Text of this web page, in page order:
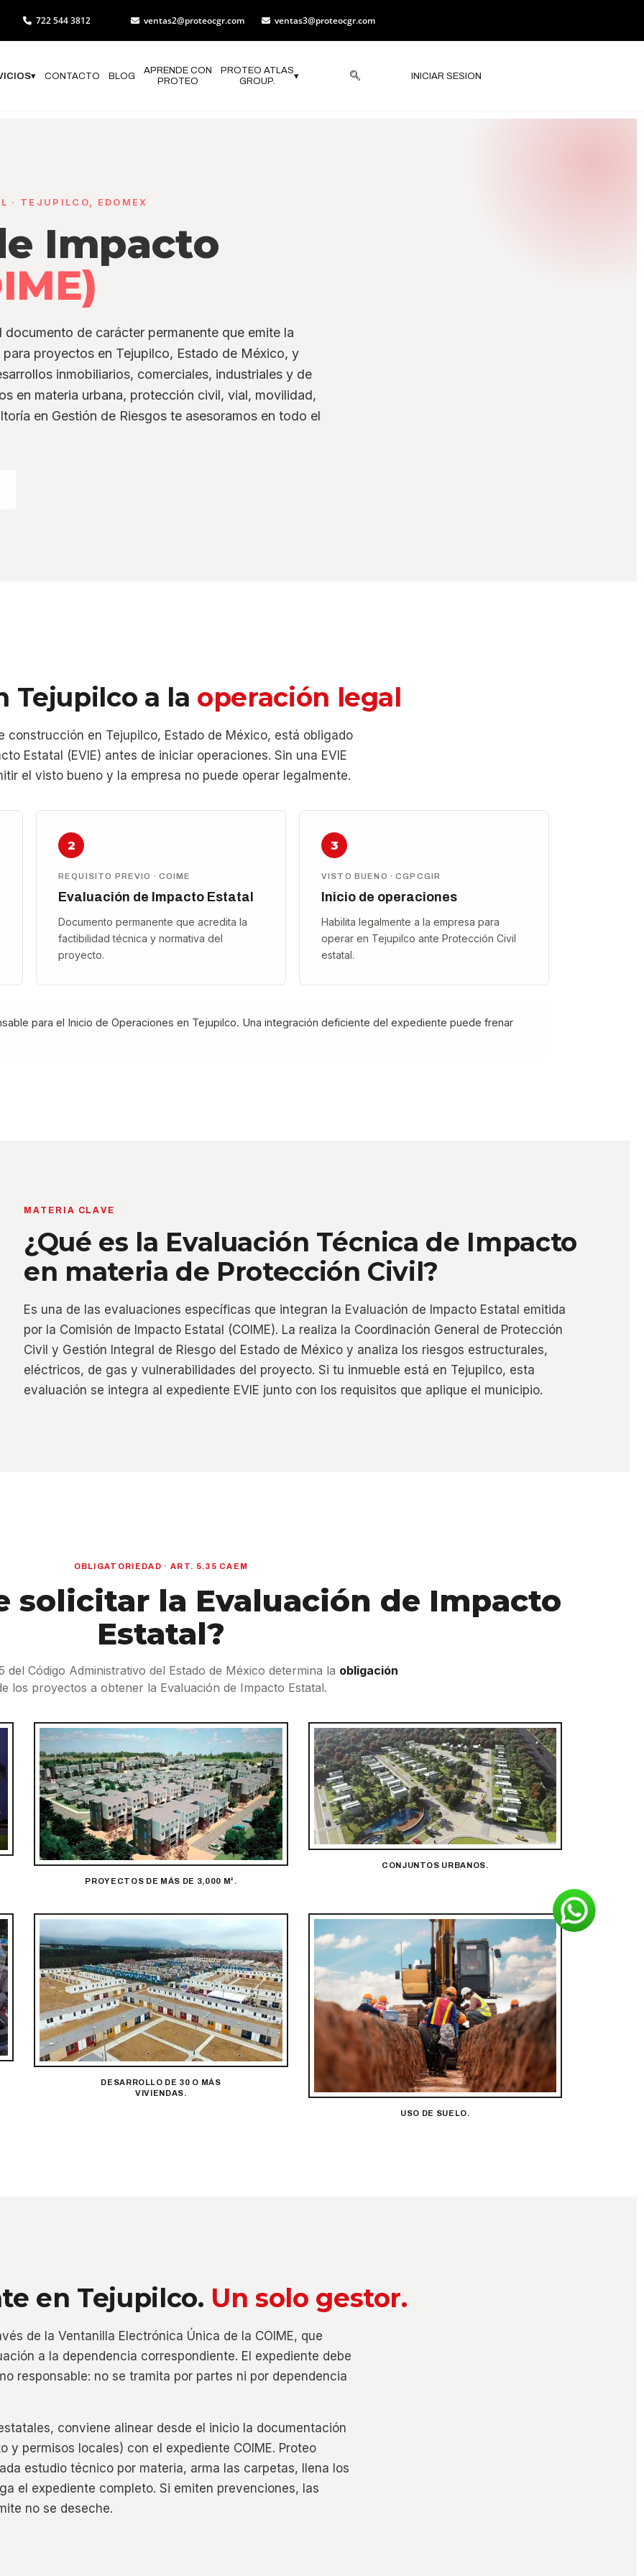
722 544 3812 ventas2@proteocgr.com ventas3@proteocgr.com
▾ CONTACTO BLOG
APRENDE CON
PROTEO
PROTEO ATLAS
GROUP.
▾ INICIAR SESION
· TEJUPILCO, EDOMEX
Impacto
de carácter permanente que emite la
proyectos en Tejupilco, Estado de México, y
inmobiliarios, comerciales, industriales y de
en materia urbana, protección civil, vial, movilidad,
en Gestión de Riesgos te asesoramos en todo el
Tejupilco a la operación legal
construcción en Tejupilco, Estado de México, está obligado
Estatal (EVIE) antes de iniciar operaciones. Sin una EVIE
el visto bueno y la empresa no puede operar legalmente.
2
REQUISITO PREVIO · COIME
Evaluación de Impacto Estatal
Documento permanente que acredita la
factibilidad técnica y normativa del
proyecto.
3
VISTO BUENO · CGPCGIR
Inicio de operaciones
Habilita legalmente a la empresa para
operar en Tejupilco ante Protección Civil
estatal.
para el Inicio de Operaciones en Tejupilco. Una integración deficiente del expediente puede frenar
MATERIA CLAVE
¿Qué es la Evaluación Técnica de Impacto
en materia de Protección Civil?
Es una de las evaluaciones específicas que integran la Evaluación de Impacto Estatal emitida
por la Comisión de Impacto Estatal (COIME). La realiza la Coordinación General de Protección
Civil y Gestión Integral de Riesgo del Estado de México y analiza los riesgos estructurales,
eléctricos, de gas y vulnerabilidades del proyecto. Si tu inmueble está en Tejupilco, esta
evaluación se integra al expediente EVIE junto con los requisitos que aplique el municipio.
OBLIGATORIEDAD · ART. 5.35 CAEM
solicitar la Evaluación de Impacto
Estatal?
del Código Administrativo del Estado de México determina la obligación
los proyectos a obtener la Evaluación de Impacto Estatal.
PROYECTOS DE MÁS DE 3,000 M².
CONJUNTOS URBANOS.
DESARROLLO DE 30 O MÁS
VIVIENDAS.
USO DE SUELO.
en Tejupilco. Un solo gestor.
de la Ventanilla Electrónica Única de la COIME, que
a la dependencia correspondiente. El expediente debe
responsable: no se tramita por partes ni por dependencia
conviene alinear desde el inicio la documentación
y permisos locales) con el expediente COIME. Proteo
estudio técnico por materia, arma las carpetas, llena los
el expediente completo. Si emiten prevenciones, las
no se deseche.